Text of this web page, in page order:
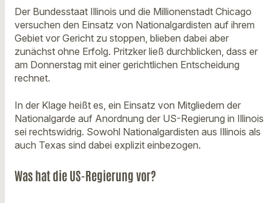
Der Bundesstaat Illinois und die Millionenstadt Chicago
versuchen den Einsatz von Nationalgardisten auf ihrem
Gebiet vor Gericht zu stoppen, blieben dabei aber
zunächst ohne Erfolg. Pritzker ließ durchblicken, dass er
am Donnerstag mit einer gerichtlichen Entscheidung
rechnet.
In der Klage heißt es, ein Einsatz von Mitgliedern der
Nationalgarde auf Anordnung der US-Regierung in Illinois
sei rechtswidrig. Sowohl Nationalgardisten aus Illinois als
auch Texas sind dabei explizit einbezogen.
Was hat die US-Regierung vor?